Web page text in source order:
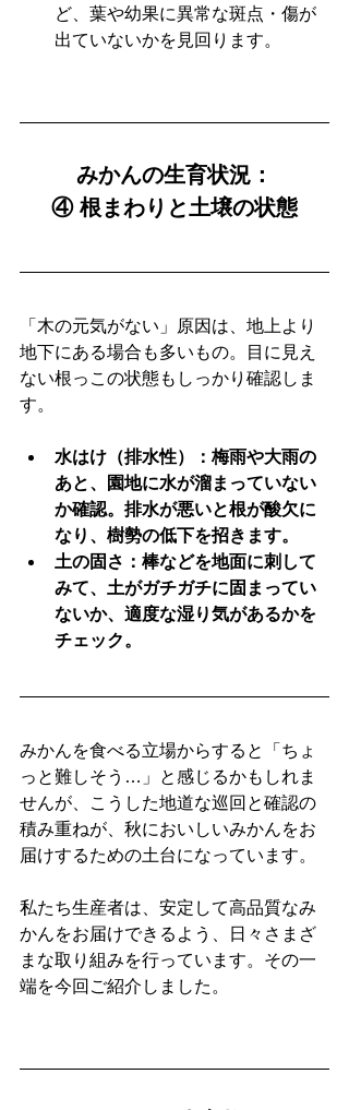
ど、葉や幼果に異常な斑点・傷が
出ていないかを見回ります。
みかんの生育状況：
④ 根まわりと土壌の状態
「木の元気がない」原因は、地上より
地下にある場合も多いもの。目に見え
ない根っこの状態もしっかり確認しま
す。
水はけ（排水性）：梅雨や大雨の
あと、園地に水が溜まっていない
か確認。排水が悪いと根が酸欠に
なり、樹勢の低下を招きます。
土の固さ：棒などを地面に刺して
みて、土がガチガチに固まってい
ないか、適度な湿り気があるかを
チェック。
みかんを食べる立場からすると「ちょ
っと難しそう…」と感じるかもしれま
せんが、こうした地道な巡回と確認の
積み重ねが、秋においしいみかんをお
届けするための土台になっています。
私たち生産者は、安定して高品質なみ
かんをお届けできるよう、日々さまざ
まな取り組みを行っています。その一
端を今回ご紹介しました。